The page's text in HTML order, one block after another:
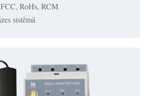
RoHs, RCM
sistēmā